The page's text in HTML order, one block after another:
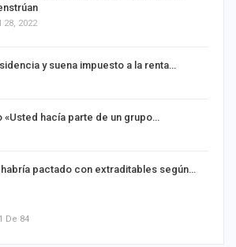
28, 2022
y suena impuesto a la renta…
«Usted hacía parte de un grupo…
pactado con extraditables según…
1 De 84